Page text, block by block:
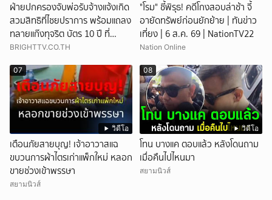
ฝ่ายปกครองจับพ่อรับจ้างแจ้งเกิด
สวมสิทธิที่ไชยปราการ พร้อมแถลง
ทลายแก๊งทุจริต บัตร 10 ปี ที่
แม่สอด
BRIGHTTV.CO.TH
"โรม" ชี้พิรุธ! คดีโกงสอบล่าช้า จี้
อายัดทรัพย์ก่อนยักย้าย | ทันข่าว
เที่ยง | 6 ส.ค. 69 | NationTV22
Nation Online
วิดีโอ
07
เตือนภัยสายบุญ! เจ้าอาวาสแฉ
ขบวนการผ้าไตรเก่าแพ็กใหม่ หลอก
ขายช่วงเข้าพรรษา
สยามนิวส์
วิดีโอ
08
โทน บางแค ตอบแล้ว หลังโดนถาม
เมื่อคืนไปไหนมา
สยามนิวส์